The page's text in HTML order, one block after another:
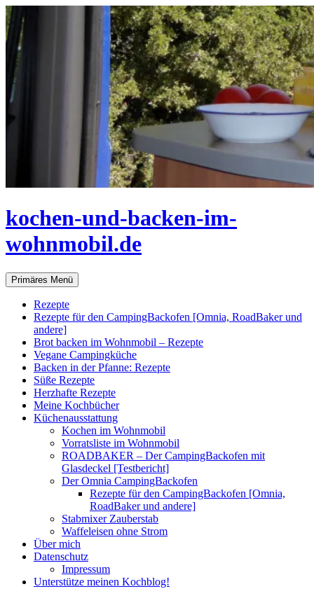
Zum
Inhalt
springen
kochen-und-backen-im-
wohnmobil.de
Suchen
Primäres Menü
Rezepte
Rezepte für den CampingBackofen [Omnia, RoadBaker und
andere]
Brot backen im Wohnmobil – Rezepte
Vegane Campingküche
Backen in der Pfanne: Rezepte
Süße Rezepte
Herzhafte Rezepte
Meine Kochbücher
Küchenausstattung
Kochen im Wohnmobil
Vorratsliste im Wohnmobil
ROADBAKER – Der CampingBackofen mit
Glasdeckel [Testbericht]
Der Omnia CampingBackofen
Rezepte für den CampingBackofen [Omnia,
RoadBaker und andere]
Stabmixer Zauberstab
Waffeleisen ohne Strom
Über mich
Datenschutz
Impressum
Unterstütze meinen Kochblog!